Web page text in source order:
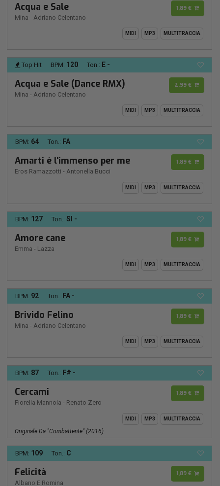
Acqua e Sale
Mina - Adriano Celentano
1,89 €
MIDI MP3 MULTITRACCIA
Top Hit BPM: 120 Ton.: E -
Acqua e Sale (Dance RMX)
Mina - Adriano Celentano
2,99 €
MIDI MP3 MULTITRACCIA
BPM: 64 Ton.: FA
Amarti è l'immenso per me
Eros Ramazzotti - Antonella Bucci
1,89 €
MIDI MP3 MULTITRACCIA
BPM: 127 Ton.: SI -
Amore cane
Emma - Lazza
1,89 €
MIDI MP3 MULTITRACCIA
BPM: 92 Ton.: FA -
Brivido Felino
Mina - Adriano Celentano
1,89 €
MIDI MP3 MULTITRACCIA
BPM: 87 Ton.: F# -
Cercami
Fiorella Mannoia - Renato Zero
1,89 €
MIDI MP3 MULTITRACCIA
Originale Da "combattente" (2016)
BPM: 109 Ton.: C
Felicità
Albano E Romina
1,89 €